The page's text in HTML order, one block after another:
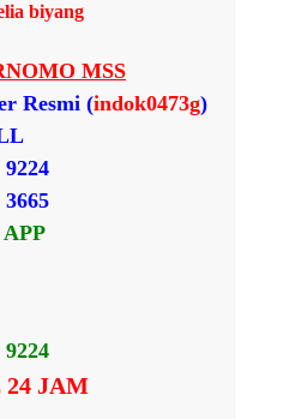
biyang
MSS
Resmi (indok0473g)
9224
3665
9224
24 JAM